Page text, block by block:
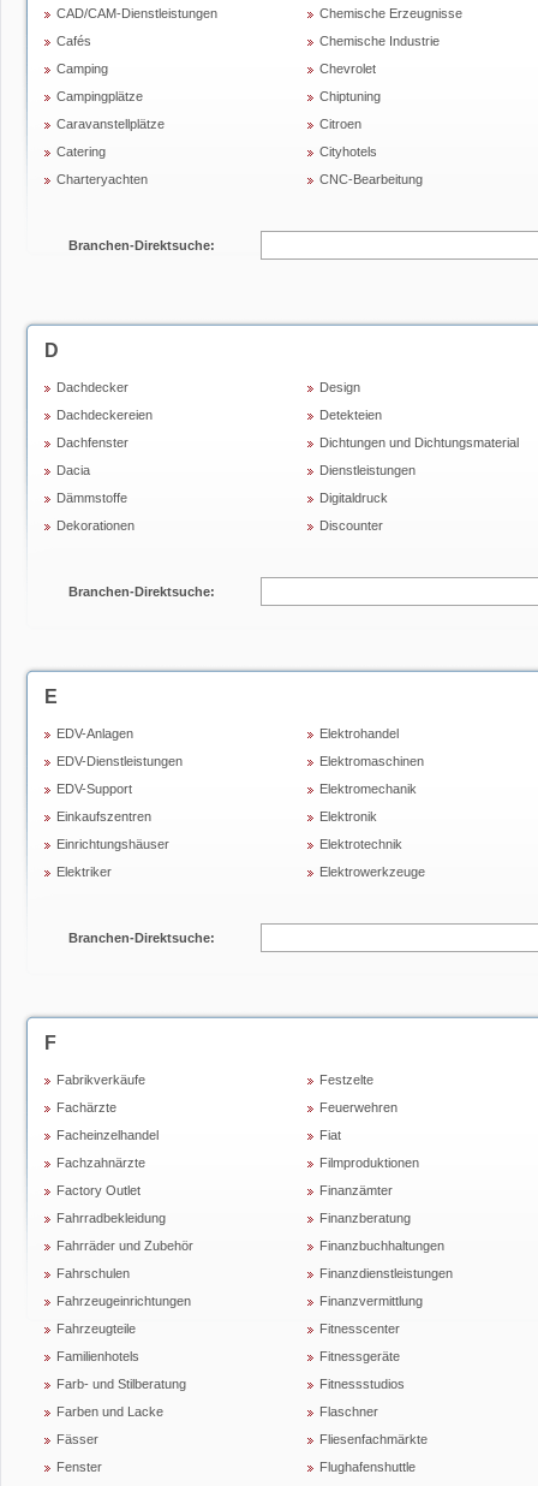
CAD/CAM-Dienstleistungen
Cafés
Camping
Campingplätze
Caravanstellplätze
Catering
Charteryachten
Chemische Erzeugnisse
Chemische Industrie
Chevrolet
Chiptuning
Citroen
Cityhotels
CNC-Bearbeitung
Branchen-Direktsuche:
D
Dachdecker
Dachdeckereien
Dachfenster
Dacia
Dämmstoffe
Dekorationen
Design
Detekteien
Dichtungen und Dichtungsmaterial
Dienstleistungen
Digitaldruck
Discounter
Branchen-Direktsuche:
E
EDV-Anlagen
EDV-Dienstleistungen
EDV-Support
Einkaufszentren
Einrichtungshäuser
Elektriker
Elektrohandel
Elektromaschinen
Elektromechanik
Elektronik
Elektrotechnik
Elektrowerkzeuge
Branchen-Direktsuche:
F
Fabrikverkäufe
Fachärzte
Facheinzelhandel
Fachzahnärzte
Factory Outlet
Fahrradbekleidung
Fahrräder und Zubehör
Fahrschulen
Fahrzeugeinrichtungen
Fahrzeugteile
Familienhotels
Farb- und Stilberatung
Farben und Lacke
Fässer
Fenster
Festzelte
Feuerwehren
Fiat
Filmproduktionen
Finanzämter
Finanzberatung
Finanzbuchhaltungen
Finanzdienstleistungen
Finanzvermittlung
Fitnesscenter
Fitnessgeräte
Fitnessstudios
Flaschner
Fliesenfachmärkte
Flughafenshuttle